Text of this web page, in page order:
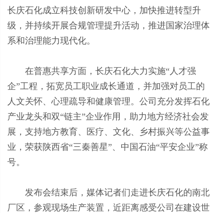
长庆石化成立科技创新研发中心，加快推进转型升
级，并持续开展合规管理提升活动，推进国家治理体
系和治理能力现代化。
在普惠共享方面，长庆石化大力实施“人才强
企”工程，拓宽员工职业成长通道，并加强对员工的
人文关怀、心理疏导和健康管理。公司充分发挥石化
产业龙头和双“链主”企业作用，助力地方经济社会发
展，支持地方教育、医疗、文化、乡村振兴等公益事
业，荣获陕西省“三秦善星”、中国石油“平安企业”称
号。
发布会结束后，媒体记者们走进长庆石化的南北
厂区，参观现场生产装置，近距离感受公司在建设世